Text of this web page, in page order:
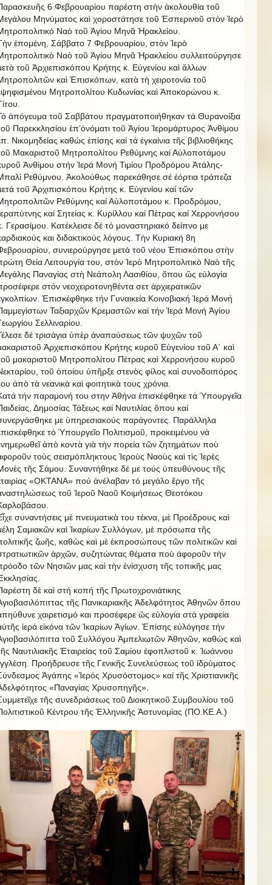
6 Φεβρουαρίου παρέστη στὴν ἀκολουθία τοῦ
Μηνύματος καὶ χοροστάτησε τοῦ Ἑσπερινοῦ στὸν Ἱερὸ
Ναὸ τοῦ Ἁγίου Μηνᾶ Ἡρακλείου.
ἐπομένη, Σάββατο 7 Φεβρουαρίου, στὸν Ἱερὸ
Ναὸ τοῦ Ἁγίου Μηνᾶ Ἡρακλείου συλλειτούργησε
τοῦ Ἀρχιεπισκόπου Κρήτης κ. Εὐγενίου καὶ ἄλλων
καὶ Ἐπισκόπων, κατὰ τὴ χειροτονία τοῦ
Μητροπολίτου Κυδωνίας καὶ Ἀποκορώνου κ.
ἀπόγευμα τοῦ Σαββάτου πραγματοποιήθηκαν τά Θυρανοίξια
Παρεκκλησίου ἐπ’ὁνόματι τοῦ Ἁγίου Ἱερομάρτυρος Ἀνθίμου
Νικομηδείας καθώς ἐπίσης καί τά ἐγκαίνια τῆς βιβλιοθήκης
Μακαριστοῦ Μητροπολίτου Ρεθύμνης καί Αὐλοποτάμου
Ἀνθίμου στήν Ἱερά Μονή Τιμίου Προδρόμου Ἀτάλης-
Ρεθύμνου. Ἀκολούθως παρεκάθησε σέ ἑόρτια τράπεζα
τοῦ Ἀρχιπισκόπου Κρήτης κ. Εὐγενίου καί τῶν
Ρεθύμνης καί Αὐλοποτάμου κ. Προδρόμου,
καί Σητείας κ. Κυρίλλου καί Πέτρας καί Χερρονήσου
Γερασίμου. Κατέκλεισε δέ τό μοναστηριακό δείπνο με
και διδακτικούς λόγους. Τὴν Κυριακή 8η
συνιερούργησε μετά τοῦ νέου Ἐπισκόπου στὴν
Θεία Λειτουργία του, στὸν Ἱερὸ Μητροπολιτικὸ Ναὸ τῆς
Παναγίας στὴ Νεάπολη Λασιθίου, ὅπου ὥς εὐλογία
στόν νεοχειροτονηθέντα σετ ἀρχιερατικῶν
Ἐπισκέφθηκε τήν Γυναικεία Κοινοβιακή Ἱερά Μονή
Ταξιαρχῶν Κρεμαστῶν καί τήν Ἱερά Μονή Ἁγίου
Σελλιναρίου.
δέ τρισάγια ὑπὲρ ἀναπαύσεως τῶν ψυχῶν τοῦ
Ἀρχιεπισκόπου Κρήτης κυροῦ Εὐγενίου τοῦ Α΄ καὶ
μακαριστοῦ Μητροπολίτου Πέτρας καὶ Χερρονήσου κυροῦ
τοῦ ὁποίου ὑπῆρξε στενὸς φίλος καὶ συνοδοιπόρος
ἀπὸ τὰ νεανικὰ καὶ φοιτητικὰ τους χρόνια.
τήν παραμονή του στην Ἀθήνα ἐπισκέφθηκε τά Ὑπουργεῖα
Δημοσίας Τάξεως καί Ναυτιλίας ὅπου καί
με ὑπηρεσιακούς παράγοντες. Παράλληλα
τό Ὑπουργεῖο Πολιτισμοῦ, προκειμένου νὰ
ἀπὸ κοντὰ γιὰ τὴν πορεία τῶν ζητημάτων ποὺ
τοὺς σεισμόπληκτους Ἱεροὺς Ναοὺς καὶ τὶς Ἱερὲς
τῆς Σάμου. Συναντήθηκε δέ με τούς ὑπευθύνους τῆς
«ΟΚΤΑΝΑ» πού ἀνέλαβαν τό μεγάλο ἔργο τῆς
τοῦ Ἱεροῦ Ναοῦ Κοιμήσεως Θεοτόκου
συναντήσεις μὲ πνευματικὰ του τέκνα, μὲ Προέδρους καὶ
Σαμιακῶν καὶ Ἰκαρίων Συλλόγων, μὲ πρόσωπα τῆς
ζωῆς, καθὼς καὶ μὲ ἐκπροσώπους τῶν πολιτικῶν καὶ
ἀρχῶν, συζητώντας θέματα ποὺ ἀφοροῦν τὴν
τῶν Νησιῶν μας καὶ τὴν ἐνίσχυση τῆς τοπικῆς μας
δὲ καὶ στή κοπή τῆς Πρωτοχρονιάτικης
τῆς Πανικαριακῆς Ἀδελφότητος Ἀθηνῶν ὄπου
χαιρετισμό και προσέφερε ὥς εὐλογία στά γραφεία
ἱερά εἰκόνα τῶν Ἰκαρίων Ἀγίων. Ἐπίσης εὐλόγησε τήν
τοῦ Συλλόγου Ἀμπελιωτῶν Ἀθηνῶν, καθὼς καὶ
Ναυτιλιακῆς Ἑταιρείας τοῦ Σαμίου ἐφοπλιστοῦ κ. Ἰωάννου
Προήδρευσε τῆς Γενικῆς Συνελεύσεως τοῦ ἱδρύματος
Ἀγάπης «Ἱερός Χρυσόστομος» καί τῆς Χριστιανικῆς
«Παναγίας Χρυσοπηγῆς».
τῆς συνεδριάσεως τοῦ Διοικητικοῦ Συμβουλίου τοῦ
Κέντρου τῆς Ἑλληνικῆς Ἀστυνομίας (ΠΟ.ΚΕ.Α.)